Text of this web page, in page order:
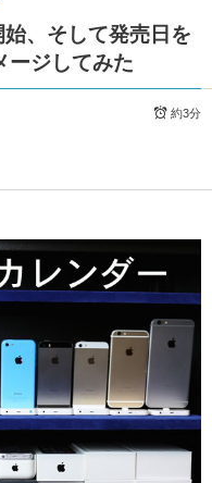
、そして発売日を
ージしてみた
約3分